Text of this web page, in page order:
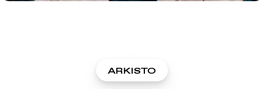
ARKISTO